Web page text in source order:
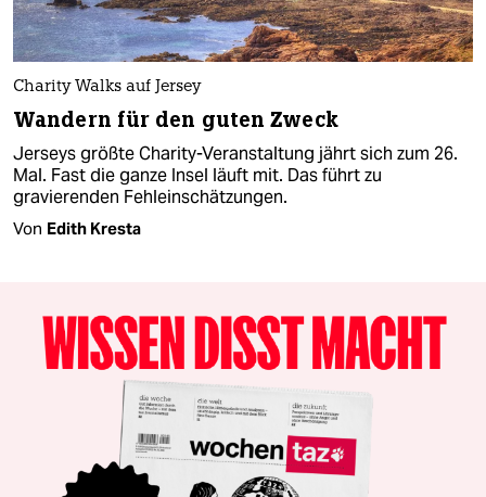
Charity Walks auf Jersey
Wandern für den guten Zweck
Jerseys größte Charity-Veranstaltung jährt sich zum 26.
Mal. Fast die ganze Insel läuft mit. Das führt zu
gravierenden Fehleinschätzungen.
Von Edith Kresta